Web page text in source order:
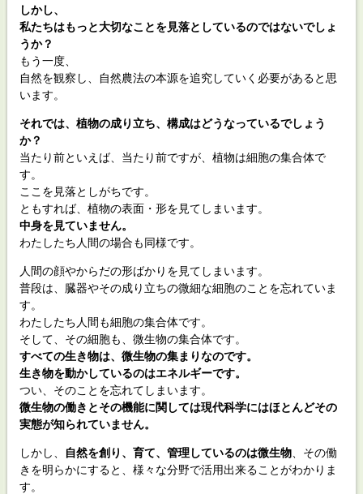
しかし、
私たちはもっと大切なことを見落としているのではないでしょ
うか？
もう一度、
自然を観察し、自然農法の本源を追究していく必要があると思
います。
それでは、植物の成り立ち、構成はどうなっているでしょう
か？
当たり前といえば、当たり前ですが、植物は細胞の集合体で
す。
ここを見落としがちです。
ともすれば、植物の表面・形を見てしまいます。
中身を見ていません。
わたしたち人間の場合も同様です。
人間の顔やからだの形ばかりを見てしまいます。
普段は、臓器やその成り立ちの微細な細胞のことを忘れていま
す。
わたしたち人間も細胞の集合体です。
そして、その細胞も、微生物の集合体です。
すべての生き物は、微生物の集まりなのです。
生き物を動かしているのはエネルギーです。
つい、そのことを忘れてしまいます。
微生物の働きとその機能に関しては現代科学にはほとんどその
実態が知られていません。
しかし、 自然を創り、育て、管理しているのは微生物、その働
きを明らかにすると、様々な分野で活用出来ることがわかりま
す。